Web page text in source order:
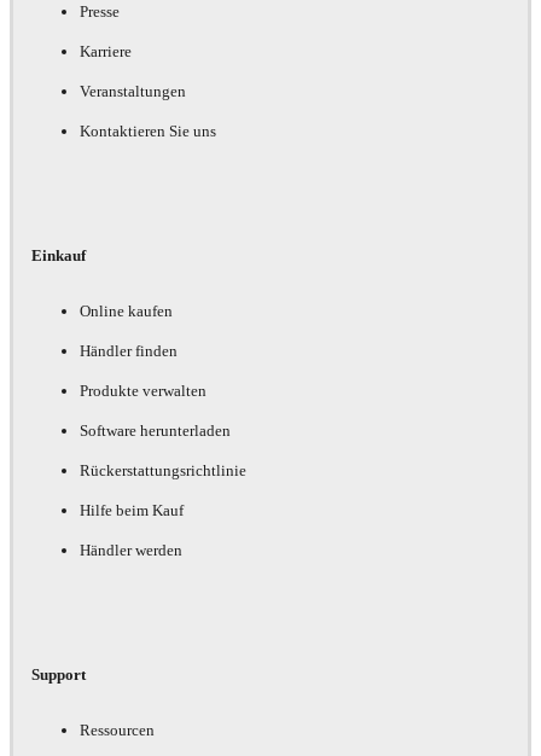
Presse
Karriere
Veranstaltungen
Kontaktieren Sie uns
Einkauf
Online kaufen
Händler finden
Produkte verwalten
Software herunterladen
Rückerstattungsrichtlinie
Hilfe beim Kauf
Händler werden
Support
Ressourcen